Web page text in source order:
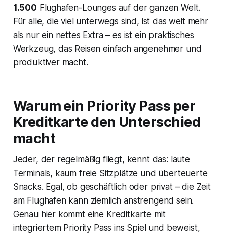
1.500 Flughafen-Lounges auf der ganzen Welt.
Für alle, die viel unterwegs sind, ist das weit mehr
als nur ein nettes Extra – es ist ein praktisches
Werkzeug, das Reisen einfach angenehmer und
produktiver macht.
Warum ein Priority Pass per
Kreditkarte den Unterschied
macht
Jeder, der regelmäßig fliegt, kennt das: laute
Terminals, kaum freie Sitzplätze und überteuerte
Snacks. Egal, ob geschäftlich oder privat – die Zeit
am Flughafen kann ziemlich anstrengend sein.
Genau hier kommt eine Kreditkarte mit
integriertem Priority Pass ins Spiel und beweist,